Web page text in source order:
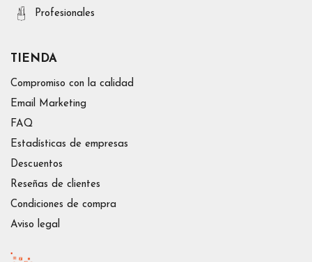
Profesionales
TIENDA
Compromiso con la calidad
Email Marketing
FAQ
Estadísticas de empresas
Descuentos
Reseñas de clientes
Condiciones de compra
Aviso legal